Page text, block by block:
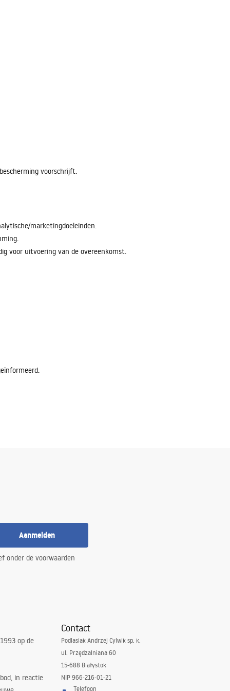
voorschrijft.
marketingdoeleinden.
voor uitvoering van de overeenkomst.
Aanmelden
onder de voorwaarden
op de
in reactie
Contact
Podlasiak Andrzej Cylwik sp. k.
ul. Przędzalniana 60
15-688 Białystok
NIP 966-216-01-21
Telefoon